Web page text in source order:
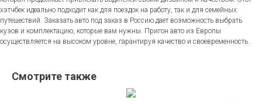
хэтчбек идеально подходит как для поездок на работу, так и для семейных
путешествий. Заказать авто под заказ в Россию дает возможность выбрать
кузов и комплектацию, которые вам нужны. Пригон авто из Европы
осуществляется на высоком уровне, гарантируя качество и своевременность.
Смотрите также